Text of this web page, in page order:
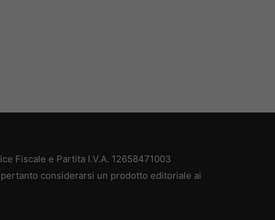
Fiscale e Partita I.V.A. 12658471003
considerarsi un prodotto editoriale ai